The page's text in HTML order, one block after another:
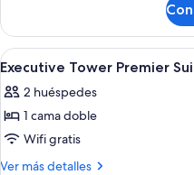
Suite
Twin (La
Cime
Access)
Tower
Junior
Suite
Cime
Access)
Abrir
todas
las
fotos
de
Executive
5
Executive Tower Premier
2 huéspedes
1 cama doble
Wifi gratis
Ver más detalles
Más